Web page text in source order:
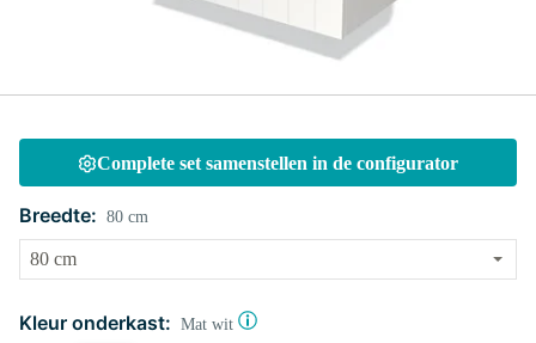
Complete set samenstellen in de configurator
Breedte: 80 cm
Kleur onderkast: Mat wit